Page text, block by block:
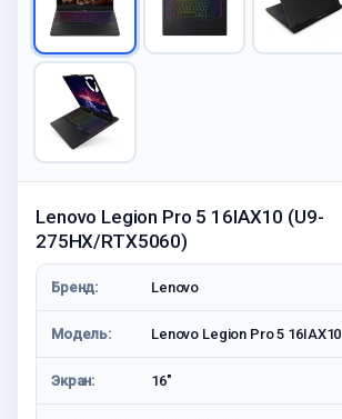
Lenovo Legion Pro 5 16IAX10 (U9-
275HX/RTX5060)
Бренд: Lenovo
Модель: Lenovo Legion Pro 5 16IAX10
Экран: 16"